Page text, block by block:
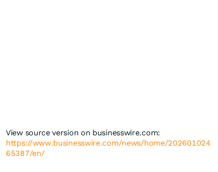
View source version on businesswire.com:
https://www.businesswire.com/news/home/202601024
65387/en/